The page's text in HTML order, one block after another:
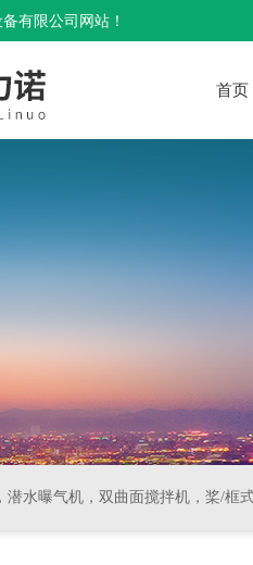
有限公司网站！
首页
水曝气机，双曲面搅拌机，桨/框式搅拌